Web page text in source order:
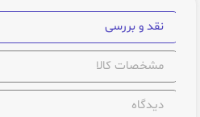
نقد و بررسی
مشخصات کالا
دیدگاه